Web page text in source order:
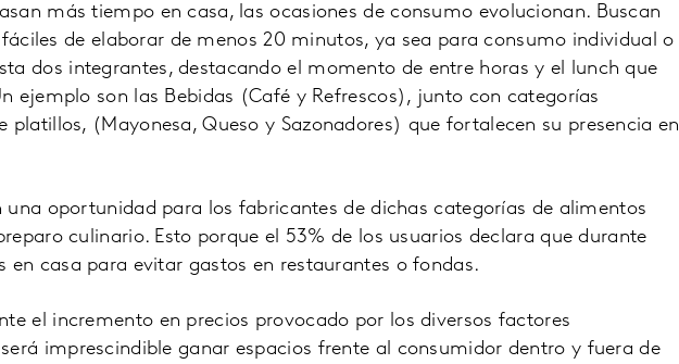
más tiempo en casa, las ocasiones de consumo evolucionan. Buscan
de elaborar de menos 20 minutos, ya sea para consumo individual o
dos integrantes, destacando el momento de entre horas y el lunch que
ejemplo son las Bebidas (Café y Refrescos), junto con categorías
platillos, (Mayonesa, Queso y Sazonadores) que fortalecen su presencia en
una oportunidad para los fabricantes de dichas categorías de alimentos
culinario. Esto porque el 53% de los usuarios declara que durante
en casa para evitar gastos en restaurantes o fondas.
el incremento en precios provocado por los diversos factores
imprescindible ganar espacios frente al consumidor dentro y fuera de